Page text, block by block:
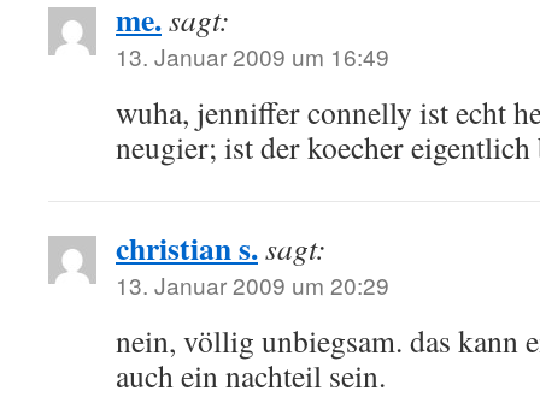
me.sagt:
13. Januar 2009 um 16:49
wuha, jenniffer connelly ist echt
neugier; ist der koecher eigentlich
christian s.sagt:
13. Januar 2009 um 20:29
nein, völlig unbiegsam. das kann
auch ein nachteil sein.